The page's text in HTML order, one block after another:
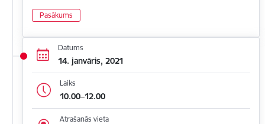
Pasākums
Datums
14. janvāris, 2021
Laiks
10.00–12.00
Atrašanās vieta